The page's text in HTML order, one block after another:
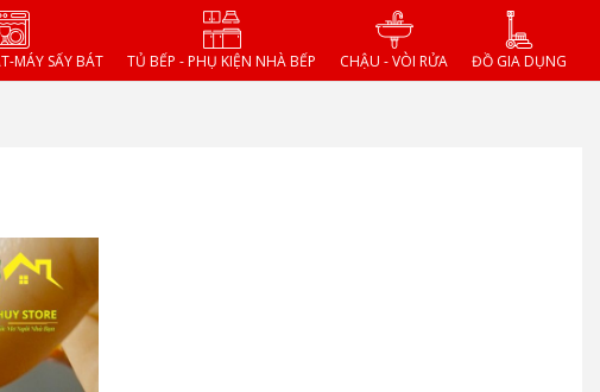
MÁY SẤY BÁT TỦ BẾP - PHỤ KIỆN NHÀ BẾP CHẬU - VÒI RỬA ĐỒ GIA DỤNG